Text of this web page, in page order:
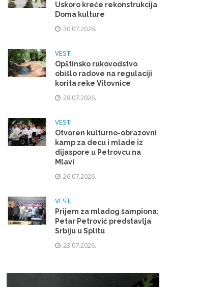
Uskoro kreće rekonstrukcija
Doma kulture
30.07.2026.
VESTI
Opštinsko rukovodstvo
obišlo radove na regulaciji
korita reke Vitovnice
28.07.2026.
VESTI
Otvoren kulturno-obrazovni
kamp za decu i mlade iz
dijaspore u Petrovcu na
Mlavi
26.07.2026.
VESTI
Prijem za mladog šampiona:
Petar Petrović predstavlja
Srbiju u Splitu
23.07.2026.